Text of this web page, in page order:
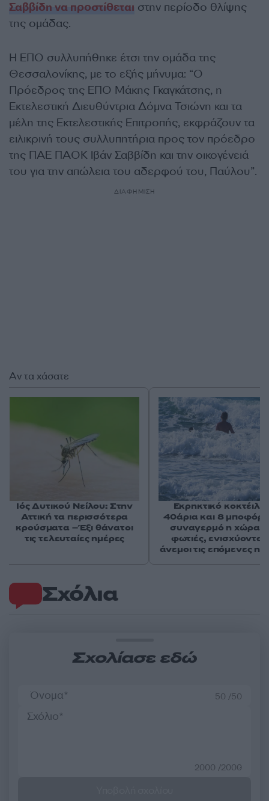
Σαββίδη να προστίθεται στην περίοδο θλίψης
της ομάδας.
Η ΕΠΟ συλλυπήθηκε έτσι την ομάδα της
Θεσσαλονίκης, με το εξής μήνυμα: “Ο
Πρόεδρος της ΕΠΟ Μάκης Γκαγκάτσης, η
Εκτελεστική Διευθύντρια Δόμνα Τσιώνη και τα
μέλη της Εκτελεστικής Επιτροπής, εκφράζουν τα
ειλικρινή τους συλλυπητήρια προς τον πρόεδρο
της ΠΑΕ ΠΑΟΚ Ιβάν Σαββίδη και την οικογένειά
του για την απώλεια του αδερφού του, Παύλου”.
ΔΙΑΦΗΜΙΣΗ
Σχόλια
Σχολίασε εδώ
50 /50
2000 /2000
Αν τα χάσατε
Ιός Δυτικού Νείλου: Στην
Αττική τα περισσότερα
κρούσματα – Έξι θάνατοι
τις τελευταίες ημέρες
Εκρηκτικό κοκτέιλ
40άρια και 8 μποφόρ
συναγερμό η χώρα
φωτιές, ενισχύονται
άνεμοι τις επόμενες